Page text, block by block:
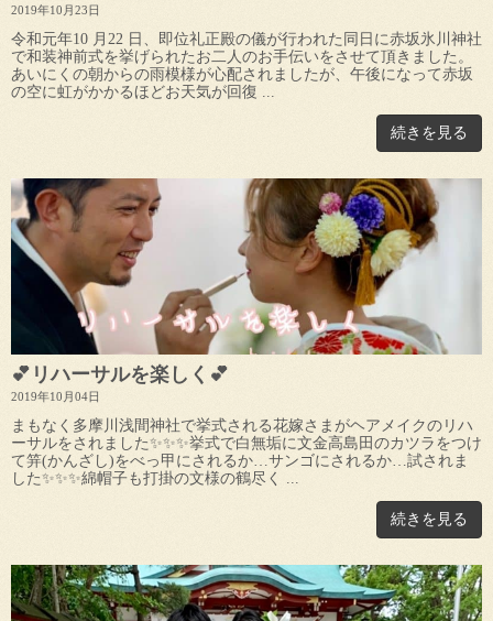
2019年10月23日
令和元年10 月22 日、即位礼正殿の儀が行われた同日に赤坂氷川神社
で和装神前式を挙げられたお二人のお手伝いをさせて頂きました。
あいにくの朝からの雨模様が心配されましたが、午後になって赤坂
の空に虹がかかるほどお天気が回復 ...
続きを見る
💕リハーサルを楽しく💕
2019年10月04日
まもなく多摩川浅間神社で挙式される花嫁さまがヘアメイクのリハ
ーサルをされました✨✨✨挙式で白無垢に文金高島田のカツラをつけ
て笄(かんざし)をべっ甲にされるか…サンゴにされるか…試されま
した✨✨✨綿帽子も打掛の文様の鶴尽く ...
続きを見る